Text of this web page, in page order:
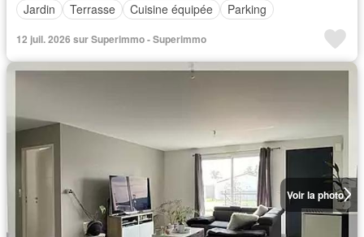
Jardin
Terrasse Cuisine équipée Parking
12 juil. 2026 sur Superimmo - Superimmo
Voir la photo